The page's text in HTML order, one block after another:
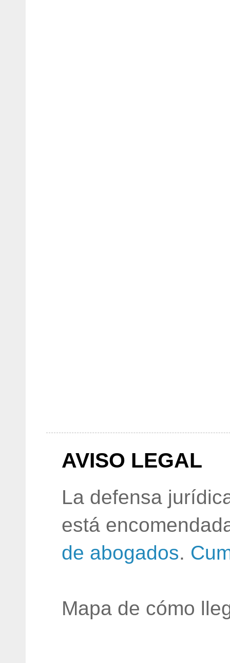
AVISO LEGAL
La defensa
está
de abogados.
Mapa de cómo